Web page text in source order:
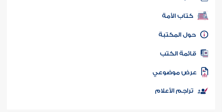
كتب PDF
كتاب الأمة
المكتبة
الكتب
موضوعي